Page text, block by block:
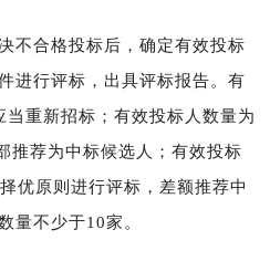
不合格投标后，确定有效投标
进行评标，出具评标报告。有
重新招标；有效投标人数量为
推荐为中标候选人；有效投标
优原则进行评标，差额推荐中
量不少于10家。